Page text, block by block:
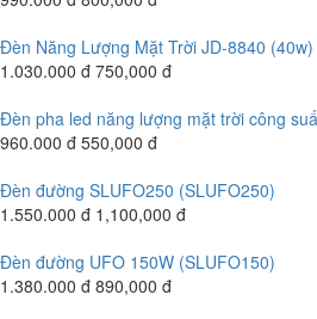
Đèn Năng Lượng Mặt Trời JD-8840 (40w)
1.030.000 đ 750,000 đ
Đèn pha led năng lượng mặt trời công
960.000 đ 550,000 đ
Đèn đường SLUFO250 (SLUFO250)
1.550.000 đ 1,100,000 đ
Đèn đường UFO 150W (SLUFO150)
1.380.000 đ 890,000 đ